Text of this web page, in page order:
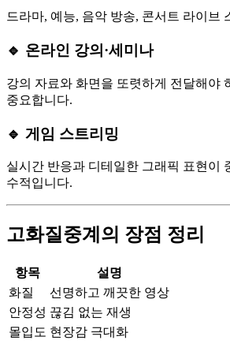
드라마, 예능, 음악 방송, 콘서트 라이브
🔹 온라인 강의·세미나
강의 자료와 화면을 또렷하게 전달해야
중요합니다.
🔹 게임 스트리밍
실시간 반응과 디테일한 그래픽 표현이
수적입니다.
고화질중계의 장점 정리
항목
설명
화질
선명하고 깨끗한 영상
안정성 끊김 없는 재생
몰입도 현장감 극대화